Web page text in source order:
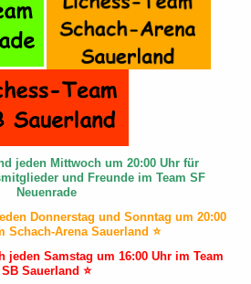
jeden Mittwoch um 20:00 Uhr für
und Freunde im Team SF
Neuenrade
Donnerstag und Sonntag um 20:00
Schach-Arena Sauerland ⭐
jeden Samstag um 16:00 Uhr im Team
SB Sauerland ⭐